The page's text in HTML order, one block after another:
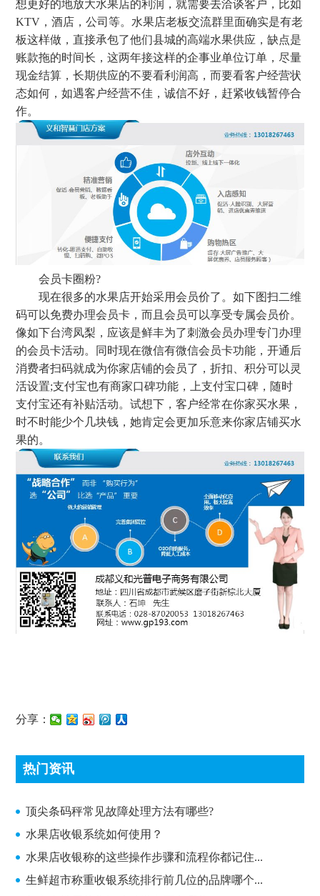
想更好的地放大水果店的利润，就需要去洽谈客户，比如
KTV，酒店，公司等。水果店老板交流群里面确实是有老
板这样做，直接承包了他们县城的高端水果供应，缺点是
账款拖的时间长，这两年接这样的企事业单位订单，尽量
现金结算，长期供应的不要看利润高，而要看客户经营状
态如何，如遇客户经营不佳，诚信不好，赶紧收钱暂停合
作。
会员卡圈粉?
现在很多的水果店开始采用会员价了。如下图扫二维
码可以免费办理会员卡，而且会员可以享受专属会员价。
像如下台湾凤梨，应该是鲜丰为了刺激会员办理专门办理
的会员卡活动。同时现在微信有微信会员卡功能，开通后
消费者扫码就成为你家店铺的会员了，折扣、积分可以灵
活设置;支付宝也有商家口碑功能，上支付宝口碑，随时
支付宝还有补贴活动。试想下，客户经常在你家买水果，
时不时能少个几块钱，她肯定会更加乐意来你家店铺买水
果的。
分享：
热门资讯
顶尖条码秤常见故障处理方法有哪些?
顶尖条码秤常见故障处理方法有哪些?
水果店收银系统如何使用？
水果店收银称的这些操作步骤和流程你都记住...
生鲜超市称重收银系统排行前几位的品牌哪个...